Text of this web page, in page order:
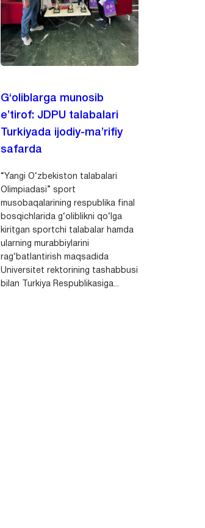
G‘oliblarga munosib
e’tirof: JDPU talabalari
Turkiyada ijodiy-ma’rifiy
safarda
“Yangi O‘zbekiston talabalari
Olimpiadasi” sport
musobaqalarining respublika final
bosqichlarida g‘oliblikni qo‘lga
kiritgan sportchi talabalar hamda
ularning murabbiylarini
rag‘batlantirish maqsadida
Universitet rektorining tashabbusi
bilan Turkiya Respublikasiga...